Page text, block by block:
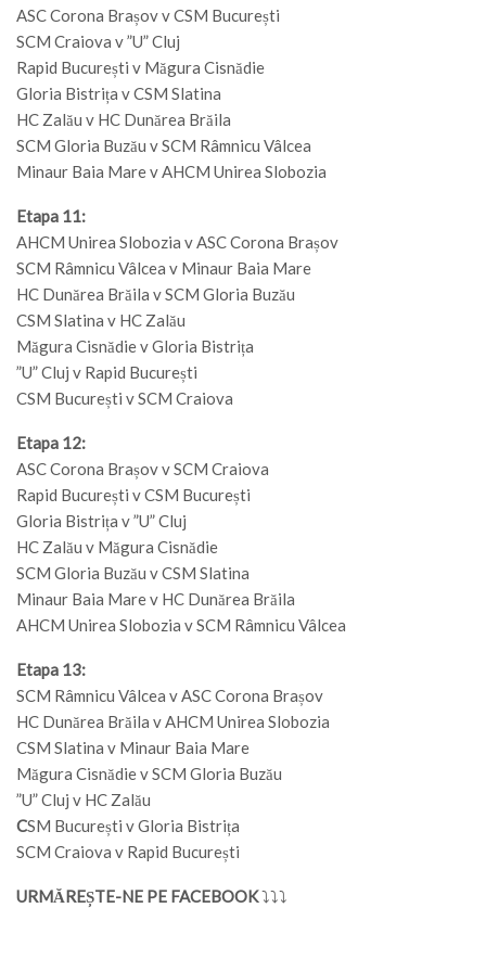
ASC Corona Brașov v CSM București
SCM Craiova v ”U” Cluj
Rapid București v Măgura Cisnădie
Gloria Bistrița v CSM Slatina
HC Zalău v HC Dunărea Brăila
SCM Gloria Buzău v SCM Râmnicu Vâlcea
Minaur Baia Mare v AHCM Unirea Slobozia
Etapa 11:
AHCM Unirea Slobozia v ASC Corona Brașov
SCM Râmnicu Vâlcea v Minaur Baia Mare
HC Dunărea Brăila v SCM Gloria Buzău
CSM Slatina v HC Zalău
Măgura Cisnădie v Gloria Bistrița
”U” Cluj v Rapid București
CSM București v SCM Craiova
Etapa 12:
ASC Corona Brașov v SCM Craiova
Rapid București v CSM București
Gloria Bistrița v ”U” Cluj
HC Zalău v Măgura Cisnădie
SCM Gloria Buzău v CSM Slatina
Minaur Baia Mare v HC Dunărea Brăila
AHCM Unirea Slobozia v SCM Râmnicu Vâlcea
Etapa 13:
SCM Râmnicu Vâlcea v ASC Corona Brașov
HC Dunărea Brăila v AHCM Unirea Slobozia
CSM Slatina v Minaur Baia Mare
Măgura Cisnădie v SCM Gloria Buzău
”U” Cluj v HC Zalău
CSM București v Gloria Bistrița
SCM Craiova v Rapid București
URMĂREȘTE-NE PE FACEBOOK⤵⤵⤵